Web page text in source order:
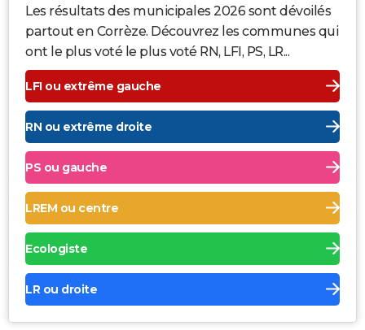
Les résultats des municipales 2026 sont dévoilés
partout en Corrèze. Découvrez les communes qui
ont le plus voté le plus voté RN, LFI, PS, LR...
LFI ou extrême gauche
RN ou extrême droite
PS ou gauche
LREM ou centre
Ecologiste
LR ou droite